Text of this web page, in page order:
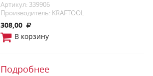
Артикул: 339906
Производитель: KRAFTOOL
308,00
В корзину
Подробнее